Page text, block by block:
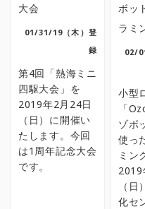
大会
01/31/19（木）登
録
第4回「熱海ミニ
四駆大会」を
2019年2月24日
（日）に開催い
たします。今回
は1周年記念大会
です。
ボッ
ラミ
02/
小型
「
ゾボ
使っ
ミン
2019
（
化セ